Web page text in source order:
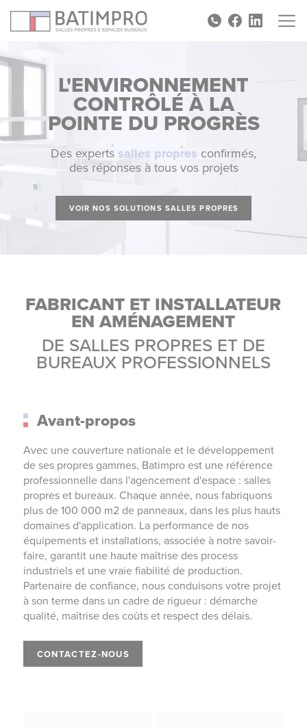
L'ENVIRONNEMENT
CONTRÔLÉ À LA
POINTE DU PROGRÈS
Des experts salles propres confirmés,
des réponses à tous vos projets
VOIR NOS SOLUTIONS SALLES PROPRES
FABRICANT ET INSTALLATEUR
EN AMÉNAGEMENT
DE SALLES PROPRES ET DE
BUREAUX PROFESSIONNELS
Avant-propos
Avec une couverture nationale et le développement
de ses propres gammes, Batimpro est une référence
professionnelle dans l'agencement d'espace : salles
propres et bureaux. Chaque année, nous fabriquons
plus de 100 000 m2 de panneaux, dans les plus hauts
domaines d'application. La performance de nos
équipements et installations, associée à notre savoir-
faire, garantit une haute maîtrise des process
industriels et une vraie fiabilité de production.
Partenaire de confiance, nous conduisons votre projet
à son terme dans un cadre de rigueur : démarche
qualité, maîtrise des coûts et respect des délais.
CONTACTEZ-NOUS